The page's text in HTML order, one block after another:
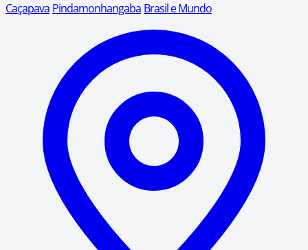
Caçapava Pindamonhangaba Brasil e Mundo